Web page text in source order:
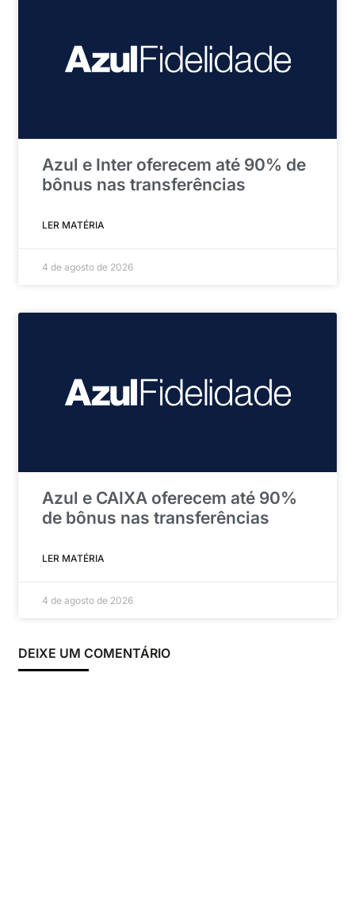
Azul e Inter oferecem até 90% de
bônus nas transferências
LER MATÉRIA
4 de agosto de 2026
Azul e CAIXA oferecem até 90%
de bônus nas transferências
LER MATÉRIA
4 de agosto de 2026
DEIXE UM COMENTÁRIO